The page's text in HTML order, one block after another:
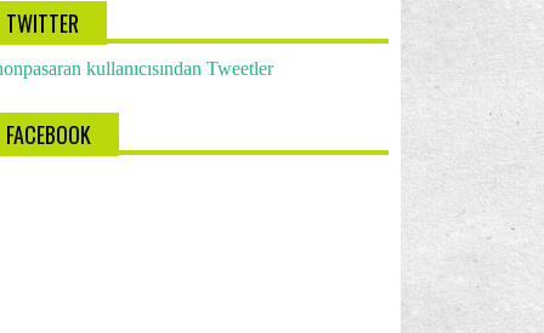
TWITTER
kullanıcısından Tweetler
FACEBOOK